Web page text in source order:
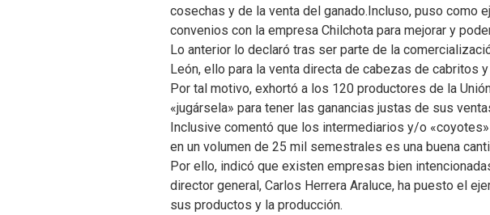
cosechas y de la venta del ganado.Incluso, puso como
convenios con la empresa Chilchota para mejorar y
Lo anterior lo declaró tras ser parte de la
León, ello para la venta directa de cabezas de cabritos
Por tal motivo, exhortó a los 120 productores de la
«jugársela» para tener las ganancias justas de sus
Inclusive comentó que los intermediarios y/o
en un volumen de 25 mil semestrales es una buena
Por ello, indicó que existen empresas bien
director general, Carlos Herrera Araluce, ha puesto el
sus productos y la producción.